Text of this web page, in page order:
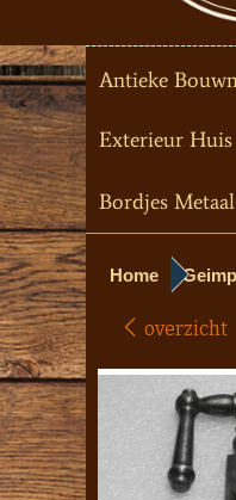
Antieke
Exterieur Huis
Bordjes
Home
overzicht